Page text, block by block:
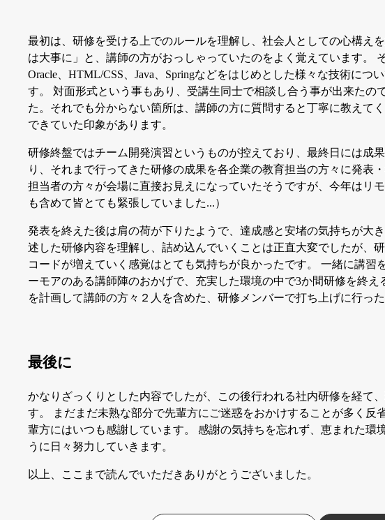
最初は、研修を受ける上でのルールを理解し、社会人としての心構え
は大事に」と、講師の方がおっしゃっていたのをよく覚えています。
Oracle、HTML/CSS、Java、Springなどをはじめとした様々な技術につ
す。 対面形式という事もあり、受講生同士で相談し合う事が出来たの
た。それでも分からない箇所は、講師の方に質問すると丁寧に教えて
できていた印象があります。
研修終盤ではチーム開発演習というものが控えており、最終日には成
り、それまで行ってきた研修の成果を各企業の教育担当の方々に発表
担当者の方々が会場に直接お見えになっていたそうですが、今年はリ
も含めて皆とても緊張していました...）
発表を終えた後は肩の荷が下りたようで、達成感と安堵の気持ちが大
述した研修内容を理解し、詰め込んでいくことは正直大変でしたが、
コードが増えていく感覚はとても気持ちが良かったです。 一緒に講習
ーモアのある講師陣のおかげで、充実した環境の中で3か間研修を終
を計画して講師の方々２人を含めた、研修メンバーで打ち上げに行っ
最後に
かなりざっくりとした内容でしたが、この後行われる社内研修を経て
す。 まだまだ未熟な部分で先輩方にご迷惑をおかけすることが多く反
輩方にはいつも感謝しています。 感謝の気持ちを忘れず、恵まれた環
うに日々努力していきます。
以上、ここまで読んでいただきありがとうございました。